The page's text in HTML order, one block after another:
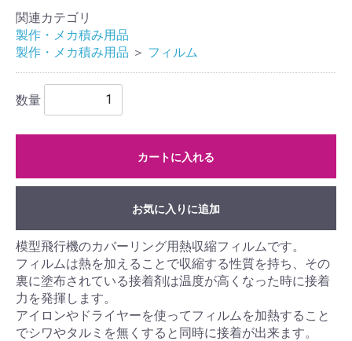
関連カテゴリ
製作・メカ積み用品
製作・メカ積み用品 ＞ フィルム
数量
カートに入れる
お気に入りに追加
模型飛行機のカバーリング用熱収縮フィルムです。
フィルムは熱を加えることで収縮する性質を持ち、その
裏に塗布されている接着剤は温度が高くなった時に接着
力を発揮します。
アイロンやドライヤーを使ってフィルムを加熱すること
でシワやタルミを無くすると同時に接着が出来ます。